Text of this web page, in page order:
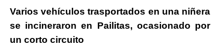
Varios vehículos trasportados en una niñera
se incineraron en Pailitas, ocasionado por
un corto circuito